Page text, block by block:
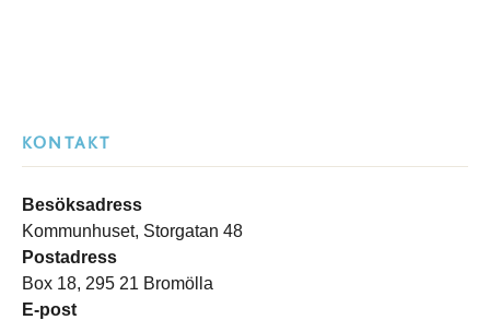
KONTAKT
Besöksadress
Kommunhuset, Storgatan 48
Postadress
Box 18, 295 21 Bromölla
E-post